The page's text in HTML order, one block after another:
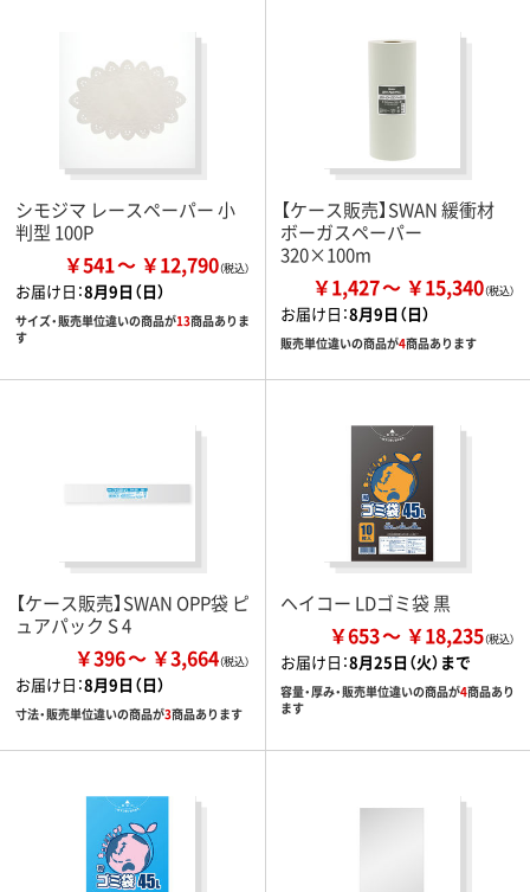
シモジマ レースペーパー 小
判型 100P
￥541 ￥12,790
お届け日：8月9日（日）
サイズ・販売単位違いの商品が13商品ありま
す
【ケース販売】SWAN 緩衝材
ボーガスペーパー
320×100m
￥1,427 ￥15,340
お届け日：8月9日（日）
販売単位違いの商品が4商品あります
【ケース販売】SWAN OPP袋 ピ
ュアパック S 4
￥396 ￥3,664
お届け日：8月9日（日）
寸法・販売単位違いの商品が3商品あります
ヘイコー LDゴミ袋 黒
￥653 ￥18,235
お届け日：8月25日（火）まで
容量・厚み・販売単位違いの商品が4商品あり
ます